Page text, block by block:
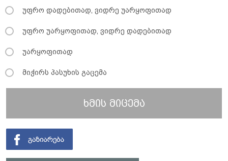
უფრო დადებითად, ვიდრე უარყოფითად
უფრო უარყოფითად, ვიდრე დადებითად
უარყოფითად
მიჭირს პასუხის გაცემა
ხმის მიცემა